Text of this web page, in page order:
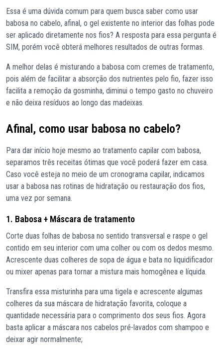
Essa é uma dúvida comum para quem busca saber como usar
babosa no cabelo, afinal, o gel existente no interior das folhas pode
ser aplicado diretamente nos fios? A resposta para essa pergunta é
SIM, porém você obterá melhores resultados de outras formas.
A melhor delas é misturando a babosa com cremes de tratamento,
pois além de facilitar a absorção dos nutrientes pelo fio, fazer isso
facilita a remoção da gosminha, diminui o tempo gasto no chuveiro
e não deixa resíduos ao longo das madeixas.
Afinal, como usar babosa no cabelo?
Para dar início hoje mesmo ao tratamento capilar com babosa,
separamos três receitas ótimas que você poderá fazer em casa.
Caso você esteja no meio de um cronograma capilar, indicamos
usar a babosa nas rotinas de hidratação ou restauração dos fios,
uma vez por semana.
1. Babosa + Máscara de tratamento
Corte duas folhas de babosa no sentido transversal e raspe o gel
contido em seu interior com uma colher ou com os dedos mesmo.
Acrescente duas colheres de sopa de água e bata no liquidificador
ou mixer apenas para tornar a mistura mais homogênea e líquida.
Transfira essa misturinha para uma tigela e acrescente algumas
colheres da sua máscara de hidratação favorita, coloque a
quantidade necessária para o comprimento dos seus fios. Agora
basta aplicar a máscara nos cabelos pré-lavados com shampoo e
deixar agir normalmente;